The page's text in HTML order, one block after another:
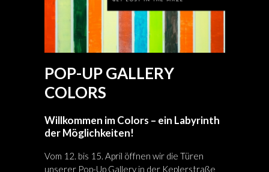
POP-UP GALLERY
COLORS
Willkommen im Colors – ein Labyrinth
der Möglichkeiten!
Vom 12. bis 15. April öffnen wir die Türen
unserer Pop-Up Gallery in der Keplerstraße